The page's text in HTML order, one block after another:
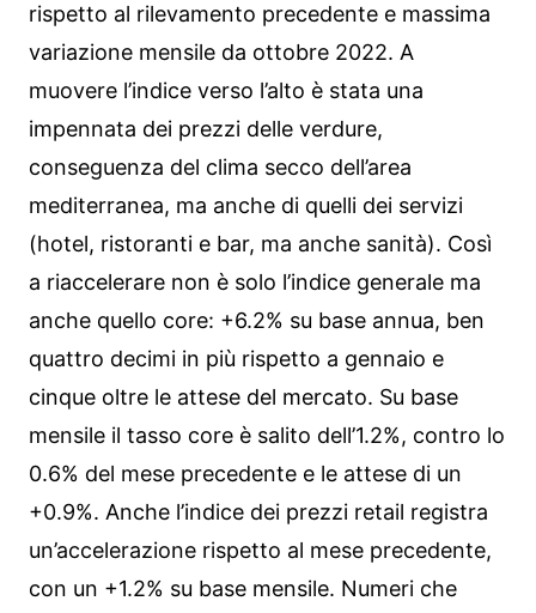
rispetto al rilevamento precedente e massima
variazione mensile da ottobre 2022. A
muovere l’indice verso l’alto è stata una
impennata dei prezzi delle verdure,
conseguenza del clima secco dell’area
mediterranea, ma anche di quelli dei servizi
(hotel, ristoranti e bar, ma anche sanità). Così
a riaccelerare non è solo l’indice generale ma
anche quello core: +6.2% su base annua, ben
quattro decimi in più rispetto a gennaio e
cinque oltre le attese del mercato. Su base
mensile il tasso core è salito dell’1.2%, contro lo
0.6% del mese precedente e le attese di un
+0.9%. Anche l’indice dei prezzi retail registra
un’accelerazione rispetto al mese precedente,
con un +1.2% su base mensile. Numeri che